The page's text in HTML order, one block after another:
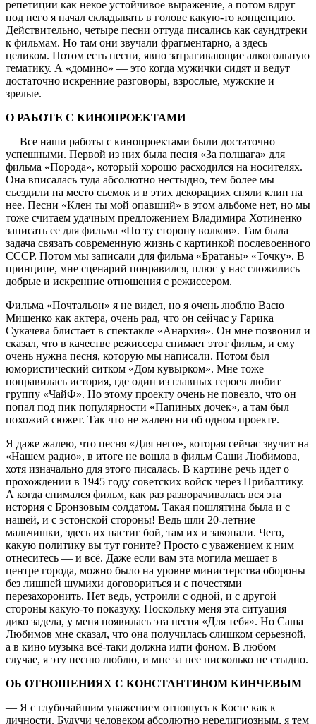
репетиции как некое устойчивое выражение, а потом вдруг
под него я начал складывать в голове какую-то концепцию.
Действительно, четыре песни оттуда писались как саундтреки
к фильмам. Но там они звучали фрагментарно, а здесь
целиком. Потом есть песни, явно затрагивающие алкогольную
тематику. А «домино» — это когда мужички сидят и ведут
достаточно искренние разговоры, взрослые, мужские и
зрелые.
О РАБОТЕ С КИНОПРОЕКТАМИ
— Все наши работы с кинопроектами были достаточно
успешными. Первой из них была песня «За полшага» для
фильма «Порода», который хорошо расходился на носителях.
Она вписалась туда абсолютно нестыдно, тем более мы
съездили на место съемок и в этих декорациях сняли клип на
нее. Песни «Клен ты мой опавший» в этом альбоме нет, но мы
тоже считаем удачным предложением Владимира Хотиненко
записать ее для фильма «По ту сторону волков». Там была
задача связать современную жизнь с картинкой послевоенного
СССР. Потом мы записали для фильма «Братаны» «Точку». В
принципе, мне сценарий понравился, плюс у нас сложились
добрые и искренние отношения с режиссером.
Фильма «Почтальон» я не видел, но я очень люблю Васю
Мищенко как актера, очень рад, что он сейчас у Гарика
Сукачева блистает в спектакле «Анархия». Он мне позвонил и
сказал, что в качестве режиссера снимает этот фильм, и ему
очень нужна песня, которую мы написали. Потом был
юмористический ситком «Дом кувырком». Мне тоже
понравилась история, где один из главных героев любит
группу «ЧайФ». Но этому проекту очень не повезло, что он
попал под пик популярности «Папиных дочек», а там был
похожий сюжет. Так что не жалею ни об одном проекте.
Я даже жалею, что песня «Для него», которая сейчас звучит на
«Нашем радио», в итоге не вошла в фильм Саши Любимова,
хотя изначально для этого писалась. В картине речь идет о
прохождении в 1945 году советских войск через Прибалтику.
А когда снимался фильм, как раз разворачивалась вся эта
история с Бронзовым солдатом. Такая пошлятина была и с
нашей, и с эстонской стороны! Ведь шли 20-летние
мальчишки, здесь их настиг бой, там их и закопали. Чего,
какую политику вы тут гоните? Просто с уважением к ним
отнеситесь — и всё. Даже если вам эта могила мешает в
центре города, можно было на уровне министерства обороны
без лишней шумихи договориться и с почестями
перезахоронить. Нет ведь, устроили с одной, и с другой
стороны какую-то показуху. Поскольку меня эта ситуация
дико задела, у меня появилась эта песня «Для тебя». Но Саша
Любимов мне сказал, что она получилась слишком серьезной,
а в кино музыка всё-таки должна идти фоном. В любом
случае, я эту песню люблю, и мне за нее нисколько не стыдно.
ОБ ОТНОШЕНИЯХ С КОНСТАНТИНОМ КИНЧЕВЫМ
— Я с глубочайшим уважением отношусь к Косте как к
личности. Будучи человеком абсолютно нерелигиозным, я тем